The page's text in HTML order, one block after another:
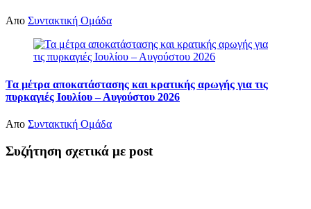
Απο Συντακτική Ομάδα
Τα μέτρα αποκατάστασης και κρατικής αρωγής για τις
πυρκαγιές Ιουλίου – Αυγούστου 2026
Απο Συντακτική Ομάδα
Συζήτηση σχετικά με post